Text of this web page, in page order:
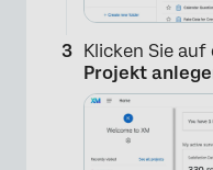
Klicken Sie
Projekt